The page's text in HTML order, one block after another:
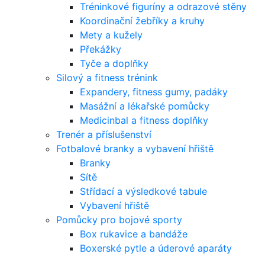
Tréninkové figuríny a odrazové stěny
Koordinační žebříky a kruhy
Mety a kužely
Překážky
Tyče a doplňky
Silový a fitness trénink
Expandery, fitness gumy, padáky
Masážní a lékařské pomůcky
Medicinbal a fitness doplňky
Trenér a příslušenství
Fotbalové branky a vybavení hřiště
Branky
Sítě
Střídací a výsledkové tabule
Vybavení hřiště
Pomůcky pro bojové sporty
Box rukavice a bandáže
Boxerské pytle a úderové aparáty